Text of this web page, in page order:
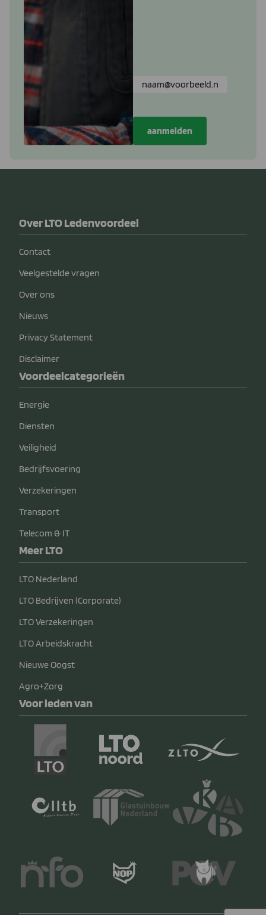
Over LTO Ledenvoordeel
Contact
Veelgestelde vragen
Over ons
Nieuws
Privacy Statement
Disclaimer
Voordeelcategorieën
Energie
Diensten
Veiligheid
Bedrijfsvoering
Verzekeringen
Transport
Telecom & IT
Meer LTO
LTO Nederland
LTO Bedrijven (Corporate)
LTO Verzekeringen
LTO Arbeidskracht
Nieuwe Oogst
Agro+Zorg
Voor leden van